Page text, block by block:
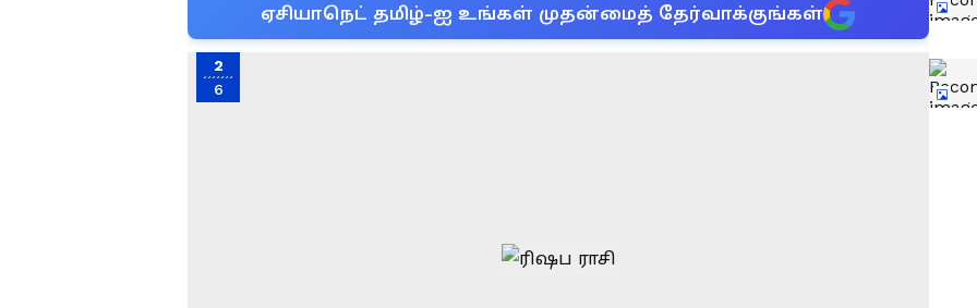
ஏசியாநெட் தமிழ்-ஐ உங்கள் முதன்மைத் தேர்வாக்குங்கள்
2
6